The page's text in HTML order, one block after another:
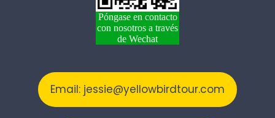
Póngase en contacto
con nosotros a través
de Wechat
Email: jessie@yellowbirdtour.com